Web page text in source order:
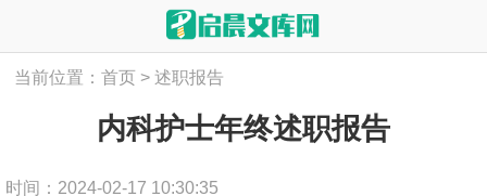
当前位置：首页 > 述职报告
内科护士年终述职报告
时间：2024-02-17 10:30:35